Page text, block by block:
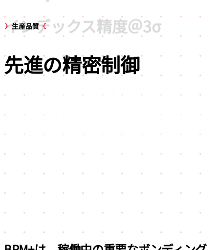
生産品質
先進の精密制御